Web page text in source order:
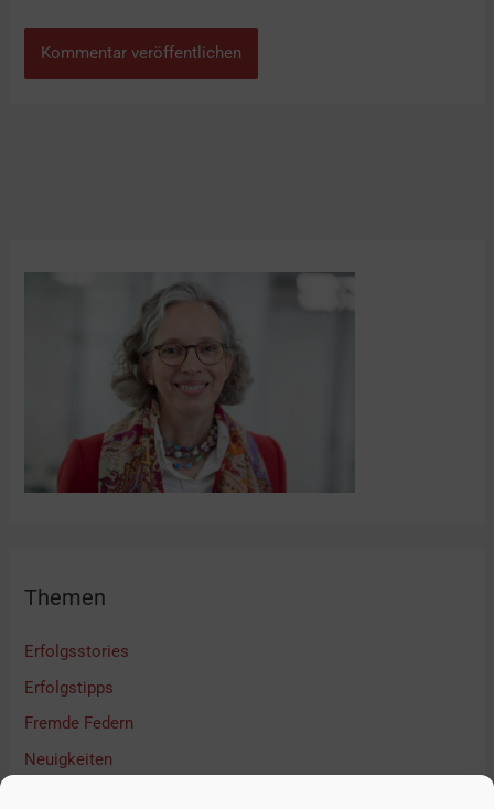
Themen
Erfolgsstories
Erfolgstipps
Fremde Federn
Neuigkeiten